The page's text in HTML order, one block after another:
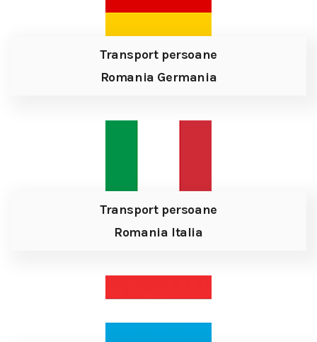
Transport persoane
Romania Germania
Transport persoane
Romania Italia